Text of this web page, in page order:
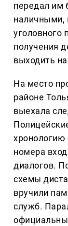
передал им
наличными,
уголовного
получения
выходить
На место
районе
выехала
хронологию
номера
диалогов.
схемы
вручили
служб.